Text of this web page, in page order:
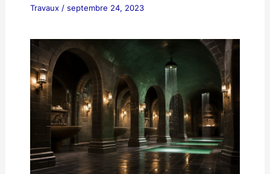
Travaux/ septembre 24, 2023